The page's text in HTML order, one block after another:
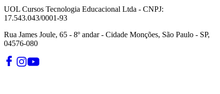
UOL Cursos Tecnologia Educacional Ltda - CNPJ:
17.543.043/0001-93
Rua James Joule, 65 - 8º andar - Cidade Monções, São Paulo - SP,
04576-080